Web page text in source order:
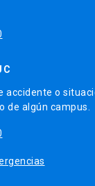
accidente o
de algún campus.